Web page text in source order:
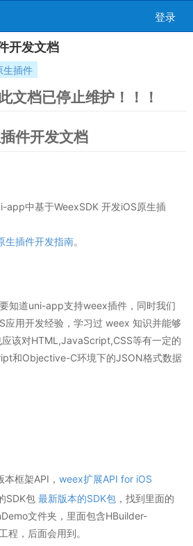
登录
开发文档
生插件
文档已停止维护！！！
件开发文档
app中基于WeexSDK 开发iOS原生插
生插件开发指南。
知道uni-app支持weex插件，同时我们
应用开发经验，学习过 weex 知识并能够
该对HTML,JavaScript,CSS等有一定的
和Objective-C环境下的JSON格式数据
框架API， weex扩展API for iOS
SDK包 最新版本的SDK包 ，找到里面的
文件夹，里面包含HBuilder-
程，后面会用到。